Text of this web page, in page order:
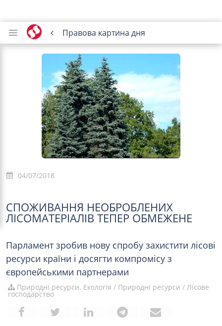
Правова картина дня
04/07/2018
СПОЖИВАННЯ НЕОБРОБЛЕНИХ
ЛІСОМАТЕРІАЛІВ ТЕПЕР ОБМЕЖЕНЕ
Парламент зробив нову спробу захистити лісові
ресурси країни і досягти компромісу з
європейськими партнерами
Природні ресурси. Екологія / Природні ресурси / Лісове
господарство